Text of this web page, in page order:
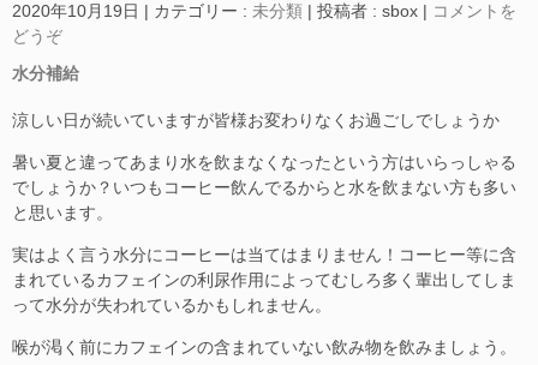
2020年10月19日 | カテゴリー : 未分類 | 投稿者 : sbox | コメントを
どうぞ
水分補給
涼しい日が続いていますが皆様お変わりなくお過ごしでしょうか
暑い夏と違ってあまり水を飲まなくなったという方はいらっしゃる
でしょうか？いつもコーヒー飲んでるからと水を飲まない方も多い
と思います。
実はよく言う水分にコーヒーは当てはまりません！コーヒー等に含
まれているカフェインの利尿作用によってむしろ多く輩出してしま
って水分が失われているかもしれません。
喉が渇く前にカフェインの含まれていない飲み物を飲みましょう。